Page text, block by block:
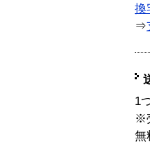
換
⇒
1
※
無